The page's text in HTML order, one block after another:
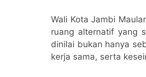
Wali Kota Jambi
ruang alternatif yang
dinilai bukan hanya
kerja sama, serta